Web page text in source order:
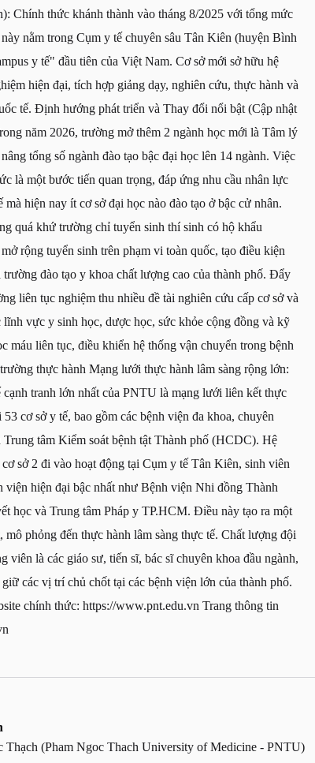
Chính thức khánh thành vào tháng 8/2025 với tổng mức
nằm trong Cụm y tế chuyên sâu Tân Kiên (huyện Bình
y tế" đầu tiên của Việt Nam. Cơ sở mới sở hữu hệ
hiện đại, tích hợp giảng dạy, nghiên cứu, thực hành và
tế. Định hướng phát triển và Thay đổi nổi bật (Cập nhật
năm 2026, trường mở thêm 2 ngành học mới là Tâm lý
tổng số ngành đào tạo bậc đại học lên 14 ngành. Việc
là một bước tiến quan trọng, đáp ứng nhu cầu nhân lực
mà hiện nay ít cơ sở đại học nào đào tạo ở bậc cử nhân.
quá khứ trường chỉ tuyển sinh thí sinh có hộ khẩu
rộng tuyển sinh trên phạm vi toàn quốc, tạo điều kiện
đào tạo y khoa chất lượng cao của thành phố. Đẩy
liên tục nghiệm thu nhiều đề tài nghiên cứu cấp cơ sở và
lĩnh vực y sinh học, dược học, sức khỏe cộng đồng và kỹ
máu liên tục, điều khiển hệ thống vận chuyển trong bệnh
thực hành Mạng lưới thực hành lâm sàng rộng lớn:
tranh lớn nhất của PNTU là mạng lưới liên kết thực
cơ sở y tế, bao gồm các bệnh viện đa khoa, chuyên
tâm Kiểm soát bệnh tật Thành phố (HCDC). Hệ
sở 2 đi vào hoạt động tại Cụm y tế Tân Kiên, sinh viên
viện hiện đại bậc nhất như Bệnh viện Nhi đồng Thành
học và Trung tâm Pháp y TP.HCM. Điều này tạo ra một
phỏng đến thực hành lâm sàng thực tế. Chất lượng đội
viên là các giáo sư, tiến sĩ, bác sĩ chuyên khoa đầu ngành,
các vị trí chủ chốt tại các bệnh viện lớn của thành phố.
chính thức: https://www.pnt.edu.vn Trang thông tin
Thạch (Pham Ngoc Thach University of Medicine - PNTU)